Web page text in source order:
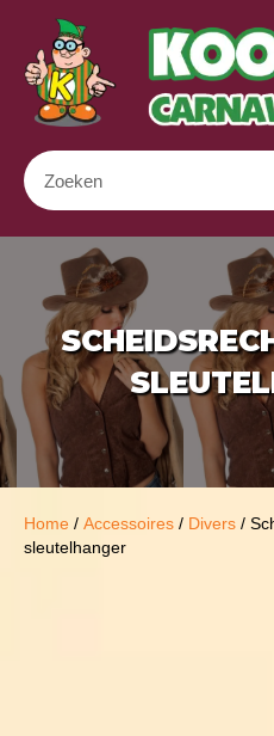
Home / Accessoires / Divers /
sleutelhanger